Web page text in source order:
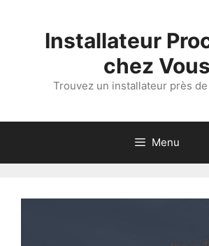
Installateur
chez Vous
Trouvez un installateur près
Menu